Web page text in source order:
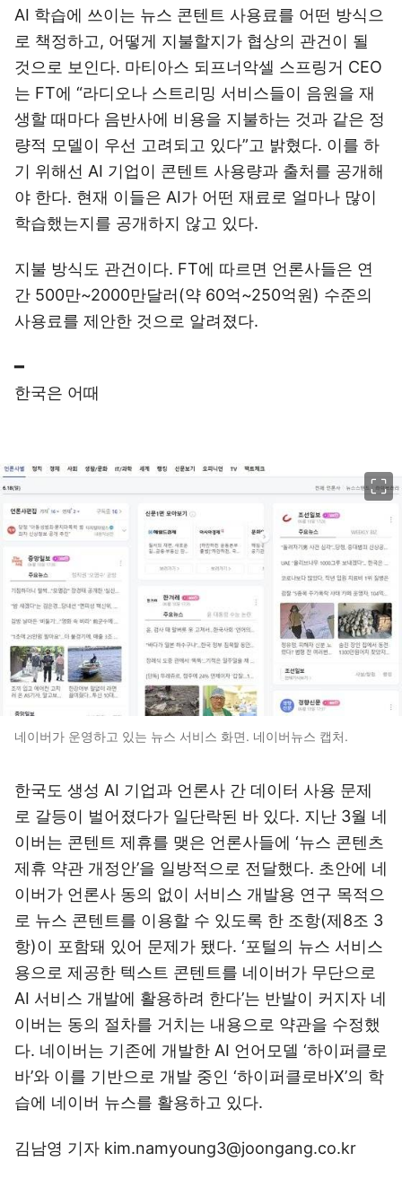
AI 학습에 쓰이는 뉴스 콘텐트 사용료를 어떤 방식으
로 책정하고, 어떻게 지불할지가 협상의 관건이 될
것으로 보인다. 마티아스 되프너악셀 스프링거 CEO
는 FT에 “라디오나 스트리밍 서비스들이 음원을 재
생할 때마다 음반사에 비용을 지불하는 것과 같은 정
량적 모델이 우선 고려되고 있다”고 밝혔다. 이를 하
기 위해선 AI 기업이 콘텐트 사용량과 출처를 공개해
야 한다. 현재 이들은 AI가 어떤 재료로 얼마나 많이
학습했는지를 공개하지 않고 있다.
지불 방식도 관건이다. FT에 따르면 언론사들은 연
간 500만~2000만달러(약 60억~250억원) 수준의
사용료를 제안한 것으로 알려졌다.
━
한국은 어때
네이버가 운영하고 있는 뉴스 서비스 화면. 네이버뉴스 캡처.
한국도 생성 AI 기업과 언론사 간 데이터 사용 문제
로 갈등이 벌어졌다가 일단락된 바 있다. 지난 3월 네
이버는 콘텐트 제휴를 맺은 언론사들에 ‘뉴스 콘텐츠
제휴 약관 개정안’을 일방적으로 전달했다. 초안에 네
이버가 언론사 동의 없이 서비스 개발용 연구 목적으
로 뉴스 콘텐트를 이용할 수 있도록 한 조항(제8조 3
항)이 포함돼 있어 문제가 됐다. ‘포털의 뉴스 서비스
용으로 제공한 텍스트 콘텐트를 네이버가 무단으로
AI 서비스 개발에 활용하려 한다’는 반발이 커지자 네
이버는 동의 절차를 거치는 내용으로 약관을 수정했
다. 네이버는 기존에 개발한 AI 언어모델 ‘하이퍼클로
바’와 이를 기반으로 개발 중인 ‘하이퍼클로바X’의 학
습에 네이버 뉴스를 활용하고 있다.
김남영 기자 kim.namyoung3@joongang.co.kr